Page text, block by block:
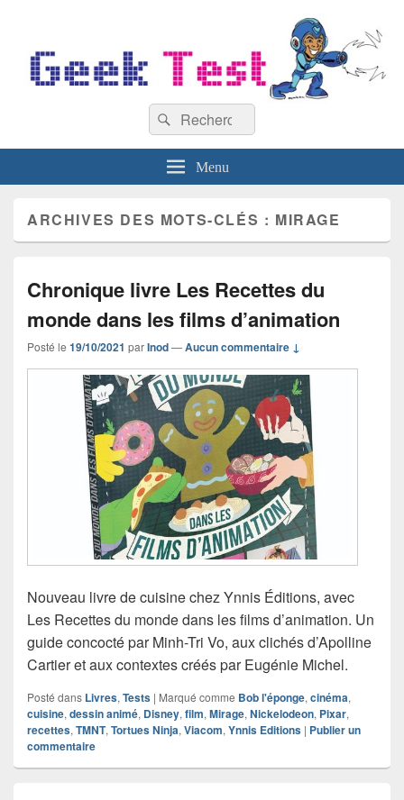
Recherche :
Rechercher
Menu
ARCHIVES DES MOTS-CLÉS : MIRAGE
Chronique livre Les Recettes du
monde dans les films d’animation
Posté le 19/10/2021 parInod—Aucun commentaire ↓
Nouveau livre de cuisine chez Ynnis Éditions, avec
Les Recettes du monde dans les films d’animation. Un
guide concocté par Minh-Tri Vo, aux clichés d’Apolline
Cartier et aux contextes créés par Eugénie Michel.
Posté dans Livres, Tests | Marqué comme Bob l'éponge, cinéma,
cuisine, dessin animé, Disney, film, Mirage, Nickelodeon, Pixar,
recettes, TMNT, Tortues Ninja, Viacom, Ynnis Editions | Publier un
commentaire